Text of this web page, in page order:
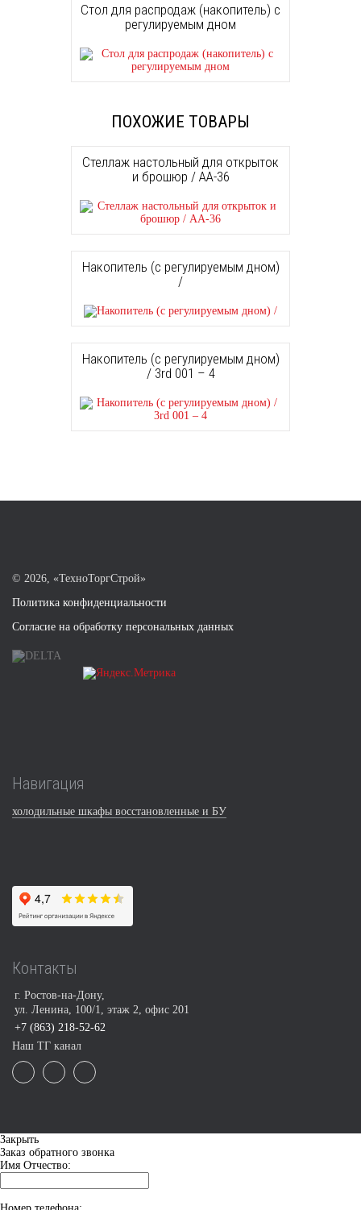
Стол для распродаж (накопитель) с
регулируемым дном
ПОХОЖИЕ ТОВАРЫ
Стеллаж настольный для открыток
и брошюр / AA-36
Накопитель (с регулируемым дном)
/
Накопитель (с регулируемым дном)
/ 3rd 001 – 4
© 2026, «ТехноТоргСтрой»
Политика конфиденциальности
Согласие на обработку персональных данных
Навигация
холодильные шкафы восстановленные и БУ
Контакты
г. Ростов-на-Дону,
ул. Ленина, 100/1, этаж 2, офис 201
+7 (863) 218-52-62
Наш ТГ канал
Закрыть
Заказ обратного звонка
Имя Отчество: